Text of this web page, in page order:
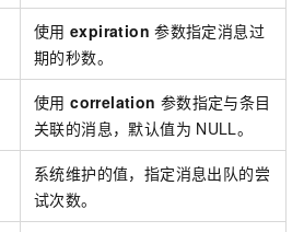
使用 expiration 参数指定消息过
期的秒数。
使用 correlation 参数指定与条目
关联的消息，默认值为 NULL。
系统维护的值，指定消息出队的尝
试次数。